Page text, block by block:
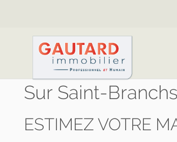
Sur Saint-Branchs
ESTIMEZ VOTRE